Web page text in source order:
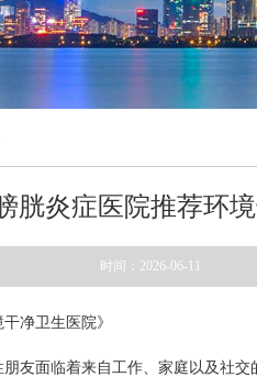
胱炎症医院推荐环
时间：2026-06-11
净卫生医院》
友面临着来自工作、家庭以及社